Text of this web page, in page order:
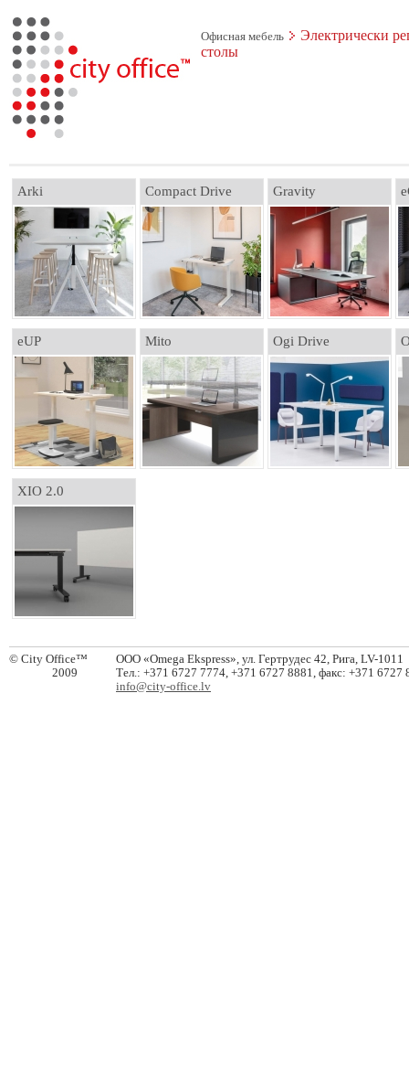
Офисная мебель
Электрически
cтолы
Arki Compact Drive Gravity
eUP Mito Ogi Drive
XIO 2.0
© City Office™
2009
ООО «Omega Ekspress», ул. Гертрудес 42, Рига, LV-1011
Тел.: +371 6727 7774, +371 6727 8881, факс: +371 6727
info@city-office.lv